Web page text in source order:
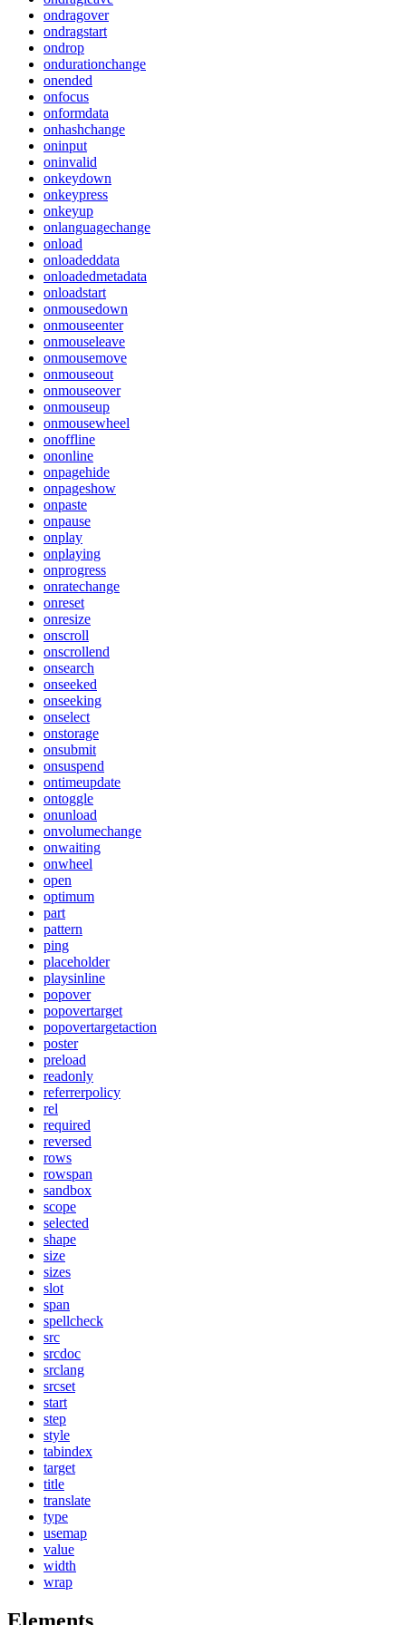
ondragover
ondragstart
ondrop
ondurationchange
onended
onfocus
onformdata
onhashchange
oninput
oninvalid
onkeydown
onkeypress
onkeyup
onlanguagechange
onload
onloadeddata
onloadedmetadata
onloadstart
onmousedown
onmouseenter
onmouseleave
onmousemove
onmouseout
onmouseover
onmouseup
onmousewheel
onoffline
ononline
onpagehide
onpageshow
onpaste
onpause
onplay
onplaying
onprogress
onratechange
onreset
onresize
onscroll
onscrollend
onsearch
onseeked
onseeking
onselect
onstorage
onsubmit
onsuspend
ontimeupdate
ontoggle
onunload
onvolumechange
onwaiting
onwheel
open
optimum
part
pattern
ping
placeholder
playsinline
popover
popovertarget
popovertargetaction
poster
preload
readonly
referrerpolicy
rel
required
reversed
rows
rowspan
sandbox
scope
selected
shape
size
sizes
slot
span
spellcheck
src
srcdoc
srclang
srcset
start
step
style
tabindex
target
title
translate
type
usemap
value
width
wrap
Elements